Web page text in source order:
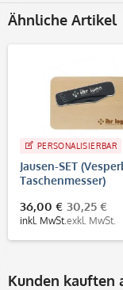
Ähnliche Artikel
PERSONALISIERBAR
Jausen-SET
Taschenmesser)
36,00 €
inkl. MwSt.
30,25 €
exkl. MwSt.
Kunden kauften